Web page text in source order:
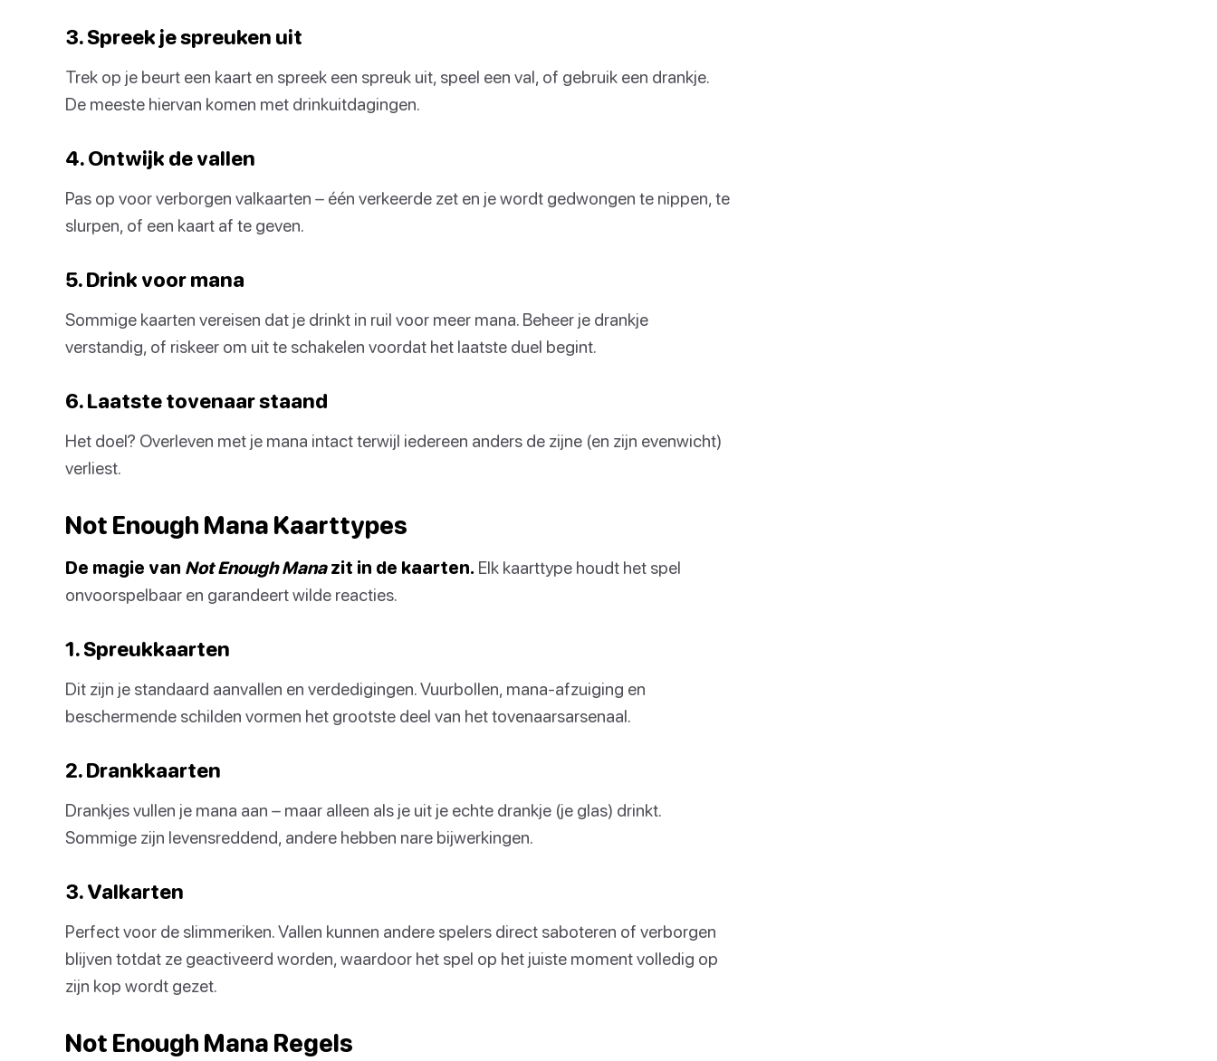
3. Spreek je spreuken uit
Trek op je beurt een kaart en spreek een spreuk uit, speel een val, of gebruik een drankje.
De meeste hiervan komen met drinkuitdagingen.
4. Ontwijk de vallen
Pas op voor verborgen valkaarten – één verkeerde zet en je wordt gedwongen te nippen, te
slurpen, of een kaart af te geven.
5. Drink voor mana
Sommige kaarten vereisen dat je drinkt in ruil voor meer mana. Beheer je drankje
verstandig, of riskeer om uit te schakelen voordat het laatste duel begint.
6. Laatste tovenaar staand
Het doel? Overleven met je mana intact terwijl iedereen anders de zijne (en zijn evenwicht)
verliest.
Not Enough Mana Kaarttypes
De magie van Not Enough Manazit in de kaarten. Elk kaarttype houdt het spel
onvoorspelbaar en garandeert wilde reacties.
1. Spreukkaarten
Dit zijn je standaard aanvallen en verdedigingen. Vuurbollen, mana-afzuiging en
beschermende schilden vormen het grootste deel van het tovenaarsarsenaal.
2. Drankkaarten
Drankjes vullen je mana aan – maar alleen als je uit je echte drankje (je glas) drinkt.
Sommige zijn levensreddend, andere hebben nare bijwerkingen.
3. Valkarten
Perfect voor de slimmeriken. Vallen kunnen andere spelers direct saboteren of verborgen
blijven totdat ze geactiveerd worden, waardoor het spel op het juiste moment volledig op
zijn kop wordt gezet.
Not Enough Mana Regels